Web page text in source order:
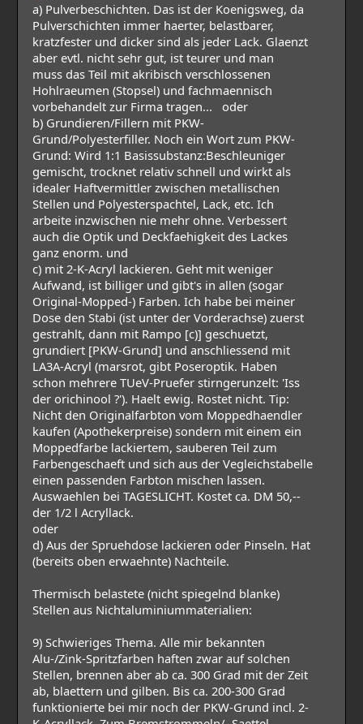
a) Pulverbeschichten. Das ist der Koenigsweg, da
Pulverschichten immer haerter, belastbarer,
kratzfester und dicker sind als jeder Lack. Glaenzt
aber evtl. nicht sehr gut, ist teurer und man
muss das Teil mit akribisch verschlossenen
Hohlraeumen (Stopsel) und fachmaennisch
vorbehandelt zur Firma tragen... oder
b) Grundieren/Fillern mit PKW-
Grund/Polyesterfiller. Noch ein Wort zum PKW-
Grund: Wird 1:1 Basissubstanz:Beschleuniger
gemischt, trocknet relativ schnell und wirkt als
idealer Haftvermittler zwischen metallischen
Stellen und Polyesterspachtel, Lack, etc. Ich
arbeite inzwischen nie mehr ohne. Verbessert
auch die Optik und Deckfaehigkeit des Lackes
ganz enorm. und
c) mit 2-K-Acryl lackieren. Geht mit weniger
Aufwand, ist billiger und gibt's in allen (sogar
Original-Mopped-) Farben. Ich habe bei meiner
Dose den Stabi (ist unter der Vorderachse) zuerst
gestrahlt, dann mit Rampo [c)] geschuetzt,
grundiert [PKW-Grund] und anschliessend mit
LA3A-Acryl (marsrot, gibt Poseroptik. Haben
schon mehrere TUeV-Pruefer stirngerunzelt: 'Iss
der orichinool ?'). Haelt ewig. Rostet nicht. Tip:
Nicht den Originalfarbton vom Moppedhaendler
kaufen (Apothekerpreise) sondern mit einem ein
Moppedfarbe lackiertem, sauberen Teil zum
Farbengeschaeft und sich aus der Vegleichstabelle
einen passenden Farbton mischen lassen.
Auswaehlen bei TAGESLICHT. Kostet ca. DM 50,--
der 1/2 l Acryllack.
oder
d) Aus der Spruehdose lackieren oder Pinseln. Hat
(bereits oben erwaehnte) Nachteile.
Thermisch belastete (nicht spiegelnd blanke)
Stellen aus Nichtaluminiummaterialien:
9) Schwieriges Thema. Alle mir bekannten
Alu-/Zink-Spritzfarben haften zwar auf solchen
Stellen, brennen aber ab ca. 300 Grad mit der Zeit
ab, blaettern und gilben. Bis ca. 200-300 Grad
funktionierte bei mir noch der PKW-Grund incl. 2-